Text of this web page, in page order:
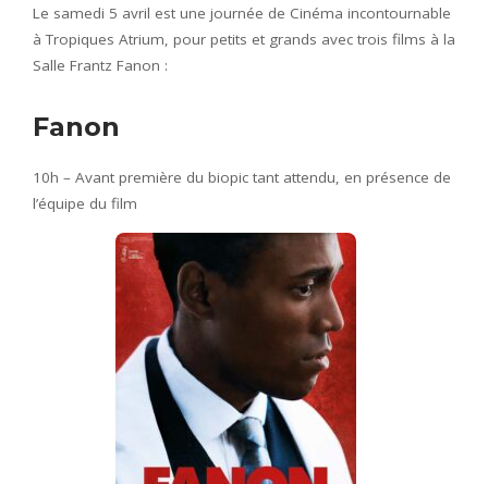
Le samedi 5 avril est une journée de Cinéma incontournable
à Tropiques Atrium, pour petits et grands avec trois films à la
Salle Frantz Fanon :
Fanon
10h – Avant première du biopic tant attendu, en présence de
l’équipe du film